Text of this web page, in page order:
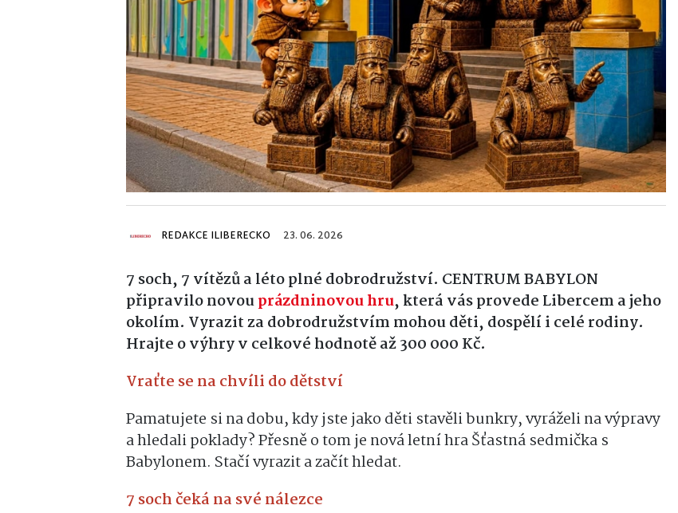
REDAKCE ILIBERECKO 23. 06. 2026
7 soch, 7 vítězů a léto plné dobrodružství. CENTRUM BABYLON
připravilo novouprázdninovou hru, která vás provede Libercem a jeho
okolím. Vyrazit za dobrodružstvím mohou děti, dospělí i celé rodiny.
Hrajte o výhry v celkové hodnotě až 300 000 Kč.
Vraťte se na chvíli do dětství
Pamatujete si na dobu, kdy jste jako děti stavěli bunkry, vyráželi na výpravy
a hledali poklady? Přesně o tom je nová letní hra Šťastná sedmička s
Babylonem. Stačí vyrazit a začít hledat.
7 soch čeká na své nálezce